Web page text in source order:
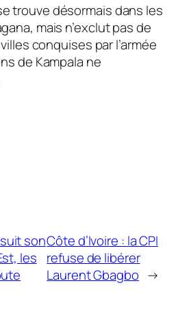
trouve désormais dans les
mais n’exclut pas de
conquises par l’armée
de Kampala ne
son
les
Côte d’Ivoire : la CPI
refuse de libérer
Laurent Gbagbo →